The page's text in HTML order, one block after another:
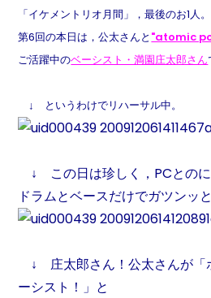
「イケメントリオ月間」，最後のお1人。
第6回の本日は，公太さんと "atomic
ご活躍中のベーシスト・満園庄太郎さん
↓ というわけでリハーサル中。
↓ この日は珍しく，PCとのに
ドラムとベースだけでガツンッ
↓ 庄太郎さん！公太さんが「
ーシスト！」と